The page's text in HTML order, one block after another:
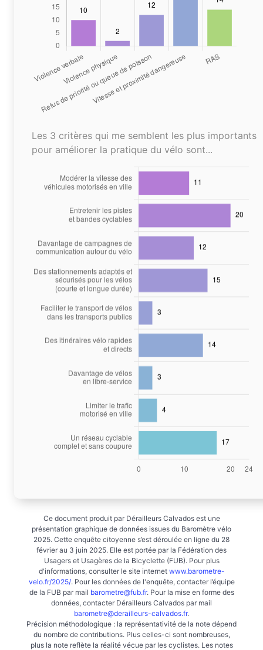
Les 3 critères qui me semblent les plus importants
pour améliorer la pratique du vélo sont...
Ce document produit par Dérailleurs Calvados est une
présentation graphique de données issues du Baromètre vélo
2025. Cette enquête citoyenne s’est déroulée en ligne du 28
février au 3 juin 2025. Elle est portée par la Fédération des
Usagers et Usagères de la Bicyclette (FUB). Pour plus
d'informations, consulter le site internet www.barometre-
velo.fr/2025/. Pour les données de l'enquête, contacter l’équipe
de la FUB par mail barometre@fub.fr. Pour la mise en forme des
données, contacter Dérailleurs Calvados par mail
barometre@derailleurs-calvados.fr.
Précision méthodologique : la représentativité de la note dépend
du nombre de contributions. Plus celles-ci sont nombreuses,
plus la note reflète la réalité vécue par les cyclistes. Les notes